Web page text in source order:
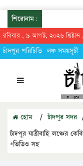
শিরোনাম:
রবিবার , ৯ আগস্ট, ২০২৬
চাঁদপুর পরিচিতি লঞ্চ সময়সূচী
হোম / চাঁদপুর সদর
চাঁদপুর যাত্রীবাহি লঞ্চের
*ভিডিও সহ